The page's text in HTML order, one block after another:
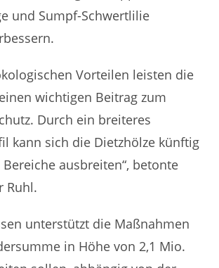
und Sumpf-Schwertlilie
Vorteilen leisten die
wichtigen Beitrag zum
Durch ein breiteres
kann sich die Dietzhölze künftig
ausbreiten“, betonte
Ruhl.
unterstützt die Maßnahmen
in Höhe von 2,1 Mio.